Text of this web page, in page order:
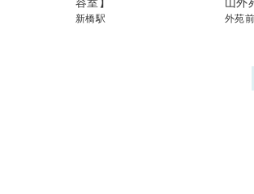
新橋駅 外苑